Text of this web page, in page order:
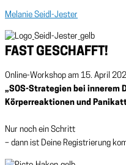
Melanie Seidl-Jester
FAST GESCHAFFT!
Online-Workshop am 15. April
„SOS-Strategien bei innerem
Körperreaktionen und
Nur noch ein Schritt
– dann ist Deine Registrierung